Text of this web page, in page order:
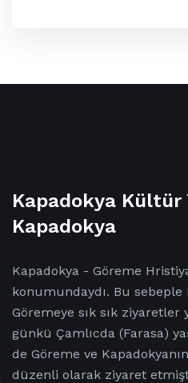
Kapadokya Kültür
Kapadokya
Kapadokya - Göreme
konumundaydı. Bu
Göremeye sık sık ziyaretler
günkü Çamlıcda (Farasa)
de Göreme ve
düzenli olarak ziyaret